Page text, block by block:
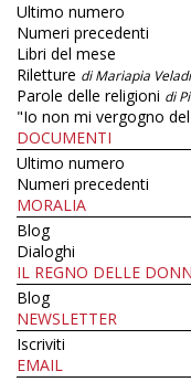
Ultimo numero
Numeri precedenti
Libri del mese
Riletture di Mariapia
Parole delle religioni di
"Io non mi vergogno
DOCUMENTI
Ultimo numero
Numeri precedenti
MORALIA
Blog
Dialoghi
IL REGNO DELLE
Blog
NEWSLETTER
Iscriviti
EMAIL